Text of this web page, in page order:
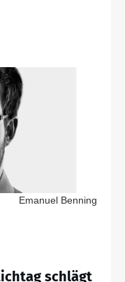
Emanuel Benning
schlägt